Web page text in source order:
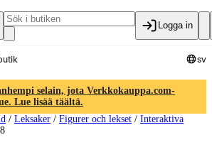
Logga in
sv
selain, jota Verkkokauppa.com-
Lue lisää täältä.
/ Leksaker / Figurer och lekset / Interaktiva